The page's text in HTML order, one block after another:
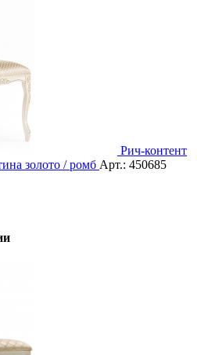
Рич-контент
золото / ромб Арт.: 450685